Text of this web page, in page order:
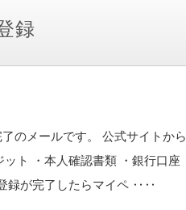
録
のメールです。 公式サイトから
ト ・本人確認書類 ・銀行口座
録が完了したらマイペ ‥‥